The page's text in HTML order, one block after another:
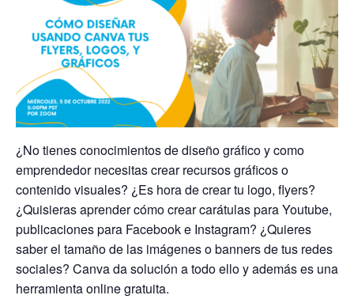
¿No tienes conocimientos de diseño gráfico y como
emprendedor necesitas crear recursos gráficos o
contenido visuales? ¿Es hora de crear tu logo, flyers?
¿Quisieras aprender cómo crear carátulas para Youtube,
publicaciones para Facebook e Instagram? ¿Quieres
saber el tamaño de las imágenes o banners de tus redes
sociales? Canva da solución a todo ello y además es una
herramienta online gratuita.